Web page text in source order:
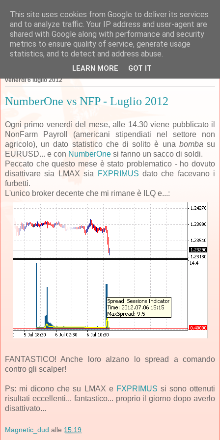
Forexperimenti
venerdì 6 luglio 2012
NumberOne vs NFP - Luglio 2012
Ogni primo venerdì del mese, alle 14.30 viene pubblicato il
NonFarm Payroll (americani stipendiati nel settore non
agricolo), un dato statistico che di solito è una bomba su
EURUSD... e con NumberOne si fanno un sacco di soldi.
Peccato che questo mese è stato problematico - ho dovuto
disattivare sia LMAX sia
FXPRIMUS dato che facevano i
furbetti.
L'unico broker decente che mi rimane è ILQ e...:
FANTASTICO! Anche loro alzano lo spread a comando
contro gli scalper!
Ps: mi dicono che su LMAX e FXPRIMUS si sono ottenuti
risultati eccellenti... fantastico... proprio il giorno dopo averlo
disattivato...
Magnetic_dud alle 15:19
This site uses cookies from Google to deliver its services
and to analyze traffic. Your IP address and user-agent are
shared with Google along with performance and security
metrics to ensure quality of service, generate usage
statistics, and to detect and address abuse.
LEARN MORE GOT IT